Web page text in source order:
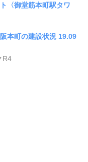
〈御堂筋本町駅タワ
本町の建設状況 19.09
R4